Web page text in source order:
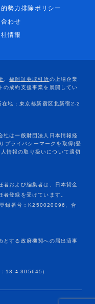
勢力排除ポリシー
わせ
情報
者および編集者は、日本貸金
登録を受けています。
録番号：K250020096、合
とする政府機関への届出済事
：13-ﾕ-305645)